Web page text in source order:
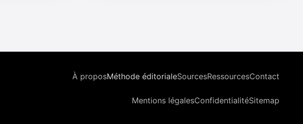
À proposMéthode éditorialeSourcesRessourcesContact
Mentions légalesConfidentialitéSitemap